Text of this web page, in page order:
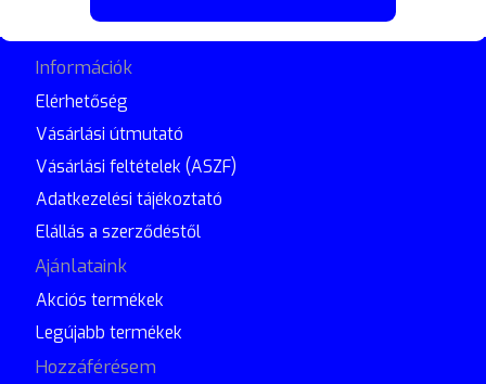
Információk
Elérhetőség
Vásárlási útmutató
Vásárlási feltételek (ASZF)
Adatkezelési tájékoztató
Elállás a szerződéstől
Ajánlataink
Akciós termékek
Legújabb termékek
Hozzáférésem